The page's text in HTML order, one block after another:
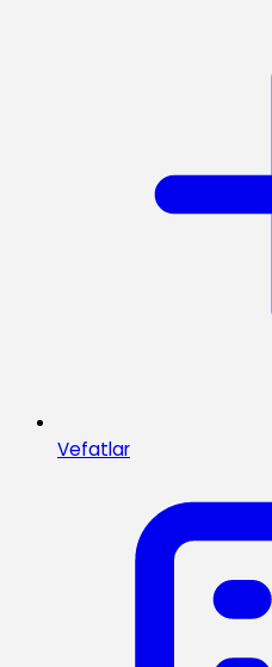
Vefatlar